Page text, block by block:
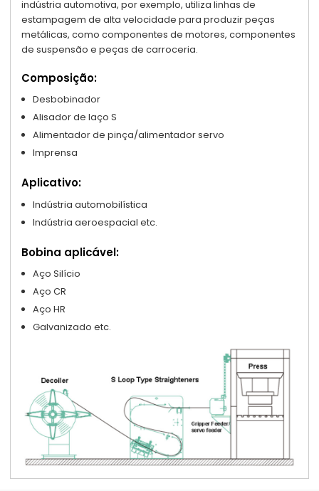
indústria automotiva, por exemplo, utiliza linhas de
estampagem de alta velocidade para produzir peças
metálicas, como componentes de motores, componentes
de suspensão e peças de carroceria.
Composição:
Desbobinador
Alisador de laço S
Alimentador de pinça/alimentador servo
Imprensa
Aplicativo:
Indústria automobilística
Indústria aeroespacial etc.
Bobina aplicável:
Aço Silício
Aço CR
Aço HR
Galvanizado etc.